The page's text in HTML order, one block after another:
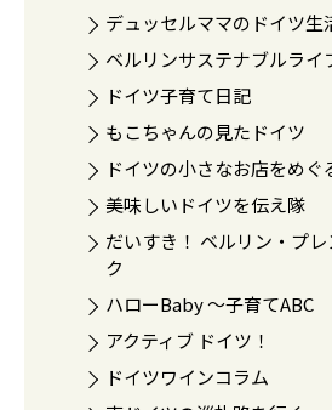
デュッセルママのドイツ生
ベルリンサステナブルライ
ドイツ子育て日記
もこちゃんの見たドイツ
ドイツの小さなお店をめぐ
美味しいドイツを伝え隊
だいすき！ ベルリン・プ
ク
ハローBaby 〜子育てABC
アクティブ ドイツ！
ドイツワインコラム